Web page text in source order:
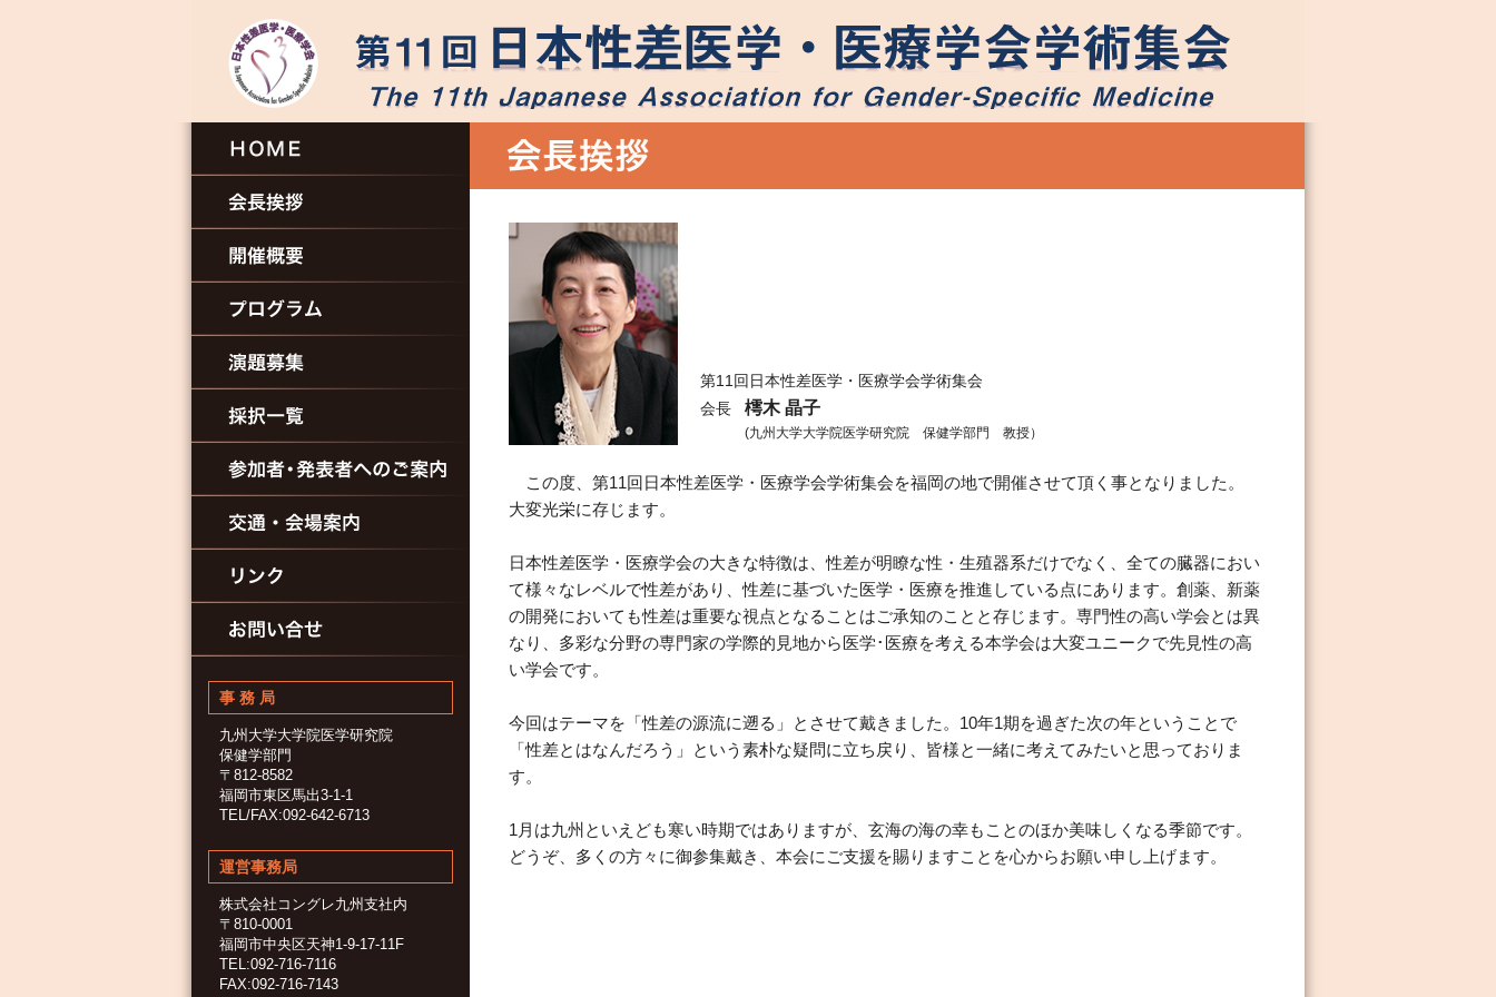
事 務 局
九州大学大学院医学研究院
保健学部門
〒812-8582
福岡市東区馬出3-1-1
TEL/FAX:092-642-6713
運営事務局
株式会社コングレ九州支社内
〒810-0001
福岡市中央区天神1-9-17-11F
TEL:092-716-7116
FAX:092-716-7143
第11回日本性差医学・医療学会学術集会
会長 樗木 晶子
(九州大学大学院医学研究院 保健学部門 教授）
この度、第11回日本性差医学・医療学会学術集会を福岡の地で開催させて頂く事となりました。
大変光栄に存じます。
日本性差医学・医療学会の大きな特徴は、性差が明瞭な性・生殖器系だけでなく、全ての臓器におい
て様々なレベルで性差があり、性差に基づいた医学・医療を推進している点にあります。創薬、新薬
の開発においても性差は重要な視点となることはご承知のことと存じます。専門性の高い学会とは異
なり、多彩な分野の専門家の学際的見地から医学･医療を考える本学会は大変ユニークで先見性の高
い学会です。
今回はテーマを「性差の源流に遡る」とさせて戴きました。10年1期を過ぎた次の年ということで
「性差とはなんだろう」という素朴な疑問に立ち戻り、皆様と一緒に考えてみたいと思っておりま
す。
1月は九州といえども寒い時期ではありますが、玄海の海の幸もことのほか美味しくなる季節です。
どうぞ、多くの方々に御参集戴き、本会にご支援を賜りますことを心からお願い申し上げます。